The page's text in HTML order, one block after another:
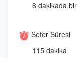
8 dakikada bir
Sefer Süresi
115 dakika